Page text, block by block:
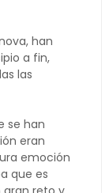
han
a fin,
las
se han
eran
emoción
que es